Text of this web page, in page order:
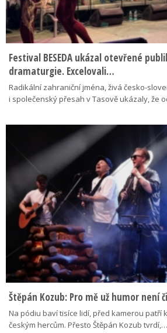
Festival BESEDA ukázal otevřené
dramaturgie. Excelovali…
Radikální zahraniční jména, živá česko-
i společenský přesah v Tasově ukázaly, že
Štěpán Kozub: Pro mě už humor není
Na pódiu baví tisíce lidí, před kamerou patří
českým hercům. Přesto Štěpán Kozub tvrdí,…